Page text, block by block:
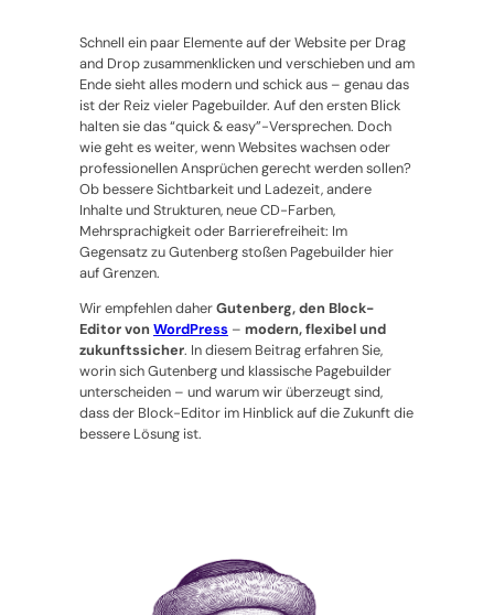
Schnell ein paar Elemente auf der Website per Drag
and Drop zusammenklicken und verschieben und am
Ende sieht alles modern und schick aus – genau das
ist der Reiz vieler Pagebuilder. Auf den ersten Blick
halten sie das “quick & easy”-Versprechen. Doch
wie geht es weiter, wenn Websites wachsen oder
professionellen Ansprüchen gerecht werden sollen?
Ob bessere Sichtbarkeit und Ladezeit, andere
Inhalte und Strukturen, neue CD-Farben,
Mehrsprachigkeit oder Barrierefreiheit: Im
Gegensatz zu Gutenberg stoßen Pagebuilder hier
auf Grenzen.
Wir empfehlen daherGutenberg, den Block-
Editor von WordPress – modern, flexibel und
zukunftssicher. In diesem Beitrag erfahren Sie,
worin sich Gutenberg und klassische Pagebuilder
unterscheiden – und warum wir überzeugt sind,
dass der Block-Editor im Hinblick auf die Zukunft die
bessere Lösung ist.